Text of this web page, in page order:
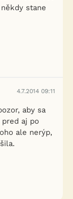
stane
4.7.2014 09:11
aby sa
aj po
ale nerýp,